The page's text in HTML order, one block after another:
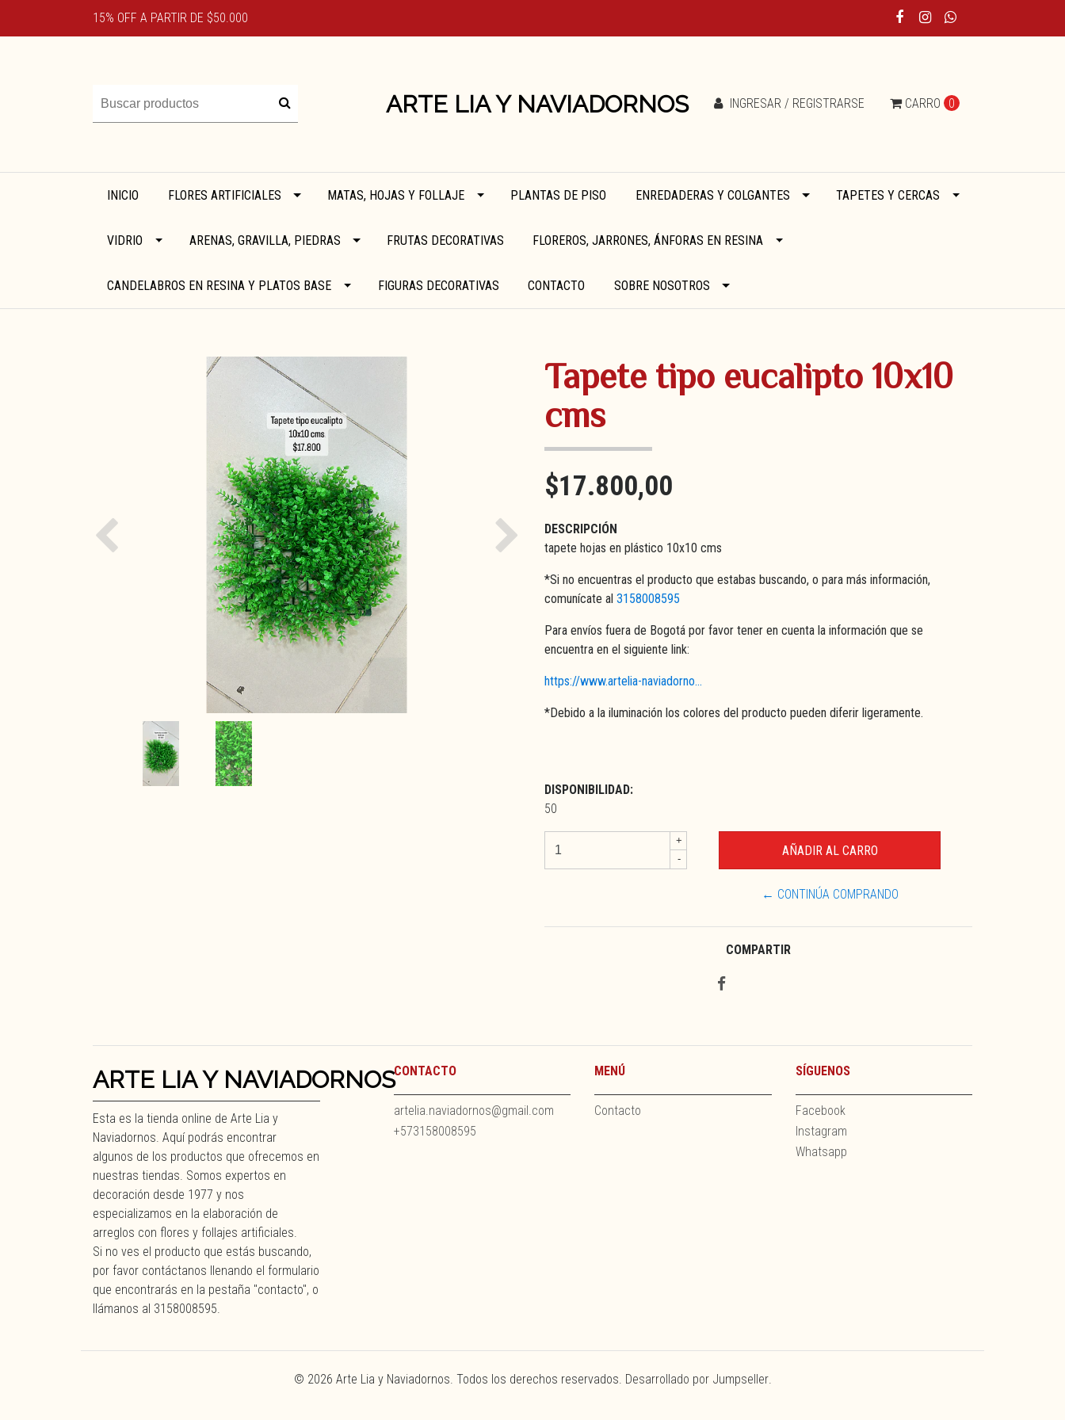
15% OFF A PARTIR DE $50.000
ARTE LIA Y NAVIADORNOS CARRO 0
INGRESAR / REGISTRARSE
INICIO FLORES ARTIFICIALES MATAS, HOJAS Y FOLLAJE PLANTAS DE PISO ENREDADERAS Y COLGANTES TAPETES Y CERCAS
VIDRIO ARENAS, GRAVILLA, PIEDRAS FRUTAS DECORATIVAS FLOREROS, JARRONES, ÁNFORAS EN RESINA
CANDELABROS EN RESINA Y PLATOS BASE FIGURAS DECORATIVAS CONTACTO SOBRE NOSOTROS
Previous Next
Tapete tipo eucalipto 10x10
cms
$17.800,00
DESCRIPCIÓN
tapete hojas en plástico 10x10 cms
*Si no encuentras el producto que estabas buscando, o para más información,
comunícate al 3158008595
Para envíos fuera de Bogotá por favor tener en cuenta la información que se
encuentra en el siguiente link:
https://www.artelia-naviadorno...
*Debido a la iluminación los colores del producto pueden diferir ligeramente.
DISPONIBILIDAD:
50
+
-
← CONTINÚA COMPRANDO
COMPARTIR
ARTE LIA Y NAVIADORNOS
Esta es la tienda online de Arte Lia y
Naviadornos. Aquí podrás encontrar
algunos de los productos que ofrecemos en
nuestras tiendas. Somos expertos en
decoración desde 1977 y nos
especializamos en la elaboración de
arreglos con flores y follajes artificiales.
Si no ves el producto que estás buscando,
por favor contáctanos llenando el formulario
que encontrarás en la pestaña "contacto", o
llámanos al 3158008595.
CONTACTO
artelia.naviadornos@gmail.com
+573158008595
MENÚ
Contacto
SÍGUENOS
Facebook
Instagram
Whatsapp
© 2026 Arte Lia y Naviadornos. Todos los derechos reservados. Desarrollado por Jumpseller.